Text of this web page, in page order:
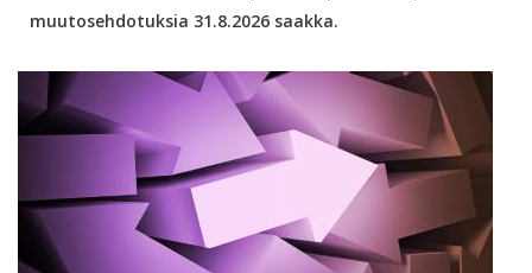
muutosehdotuksia 31.8.2026 saakka.